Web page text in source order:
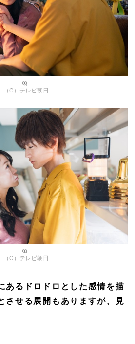
（C）テレビ朝日
（C）テレビ朝日
るドロドロとした感情を描
させる展開もありますが、見